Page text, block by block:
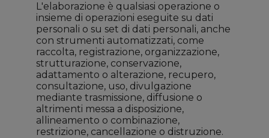
L'elaborazione è qualsiasi operazione o
insieme di operazioni eseguite su dati
personali o su set di dati personali, anche
con strumenti automatizzati, come
raccolta, registrazione, organizzazione,
strutturazione, conservazione,
adattamento o alterazione, recupero,
consultazione, uso, divulgazione
mediante trasmissione, diffusione o
altrimenti messa a disposizione,
allineamento o combinazione,
restrizione, cancellazione o distruzione.